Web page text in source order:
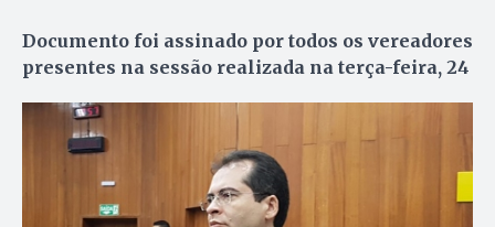
Documento foi assinado por todos os vereadores
presentes na sessão realizada na terça-feira, 24